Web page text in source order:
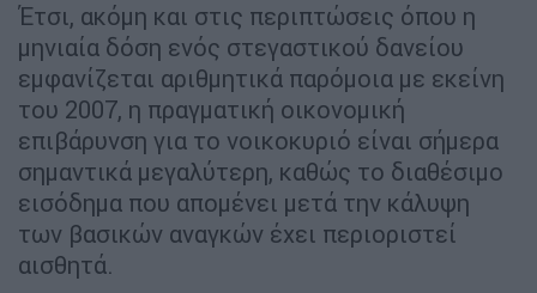
Έτσι, ακόμη και στις περιπτώσεις όπου η
μηνιαία δόση ενός στεγαστικού δανείου
εμφανίζεται αριθμητικά παρόμοια με εκείνη
του 2007, η πραγματική οικονομική
επιβάρυνση για το νοικοκυριό είναι σήμερα
σημαντικά μεγαλύτερη, καθώς το διαθέσιμο
εισόδημα που απομένει μετά την κάλυψη
των βασικών αναγκών έχει περιοριστεί
αισθητά.